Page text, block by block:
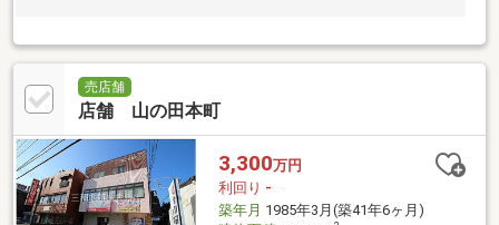
売店舗
店舗 山の田本町
3,300万円
利回り -
築年月 1985年3月(築41年6ヶ月)